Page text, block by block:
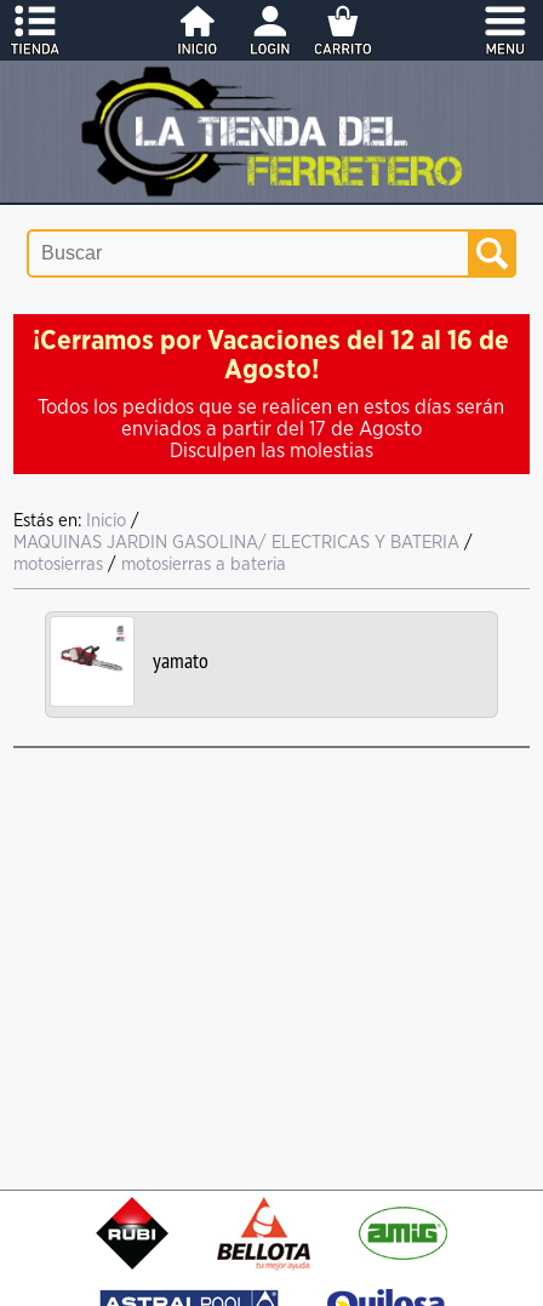
¡Cerramos por Vacaciones del 12 al 16 de
Agosto!
Todos los pedidos que se realicen en estos días serán
enviados a partir del 17 de Agosto
Disculpen las molestias
Estás en: Inicio /
MAQUINAS JARDIN GASOLINA/ ELECTRICAS Y BATERIA /
motosierras / motosierras a bateria
yamato